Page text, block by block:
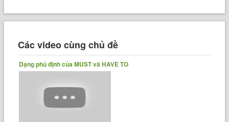
Các video cùng chủ đề
Dạng phủ định của MUST và HAVE TO